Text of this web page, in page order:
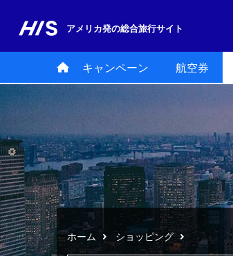
アメリカ発の総合旅行サイト
キャンペーン 航空券
ホーム ショッピング